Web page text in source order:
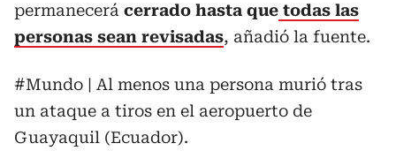
permanecerá cerrado hasta que todas las
personas sean revisadas, añadió la fuente.
#Mundo | Al menos una persona murió tras
un ataque a tiros en el aeropuerto de
Guayaquil (Ecuador).